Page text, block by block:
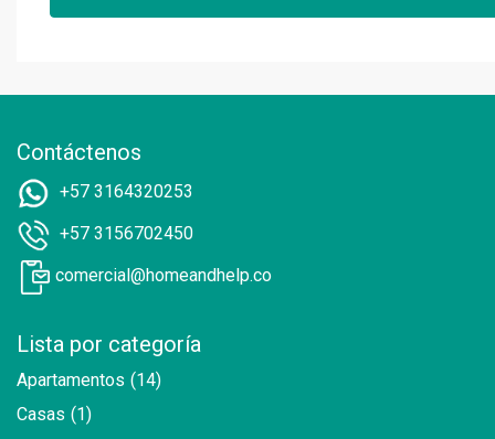
Contáctenos
+57 3164320253
+57 3156702450
comercial@homeandhelp.co
Lista por categoría
Apartamentos (14)
Casas (1)